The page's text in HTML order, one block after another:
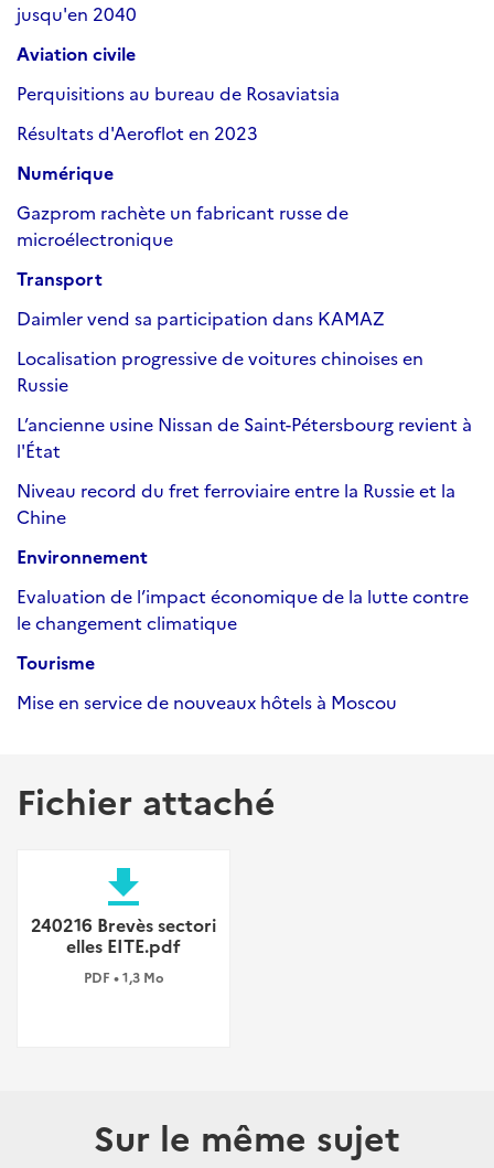
jusqu'en 2040
Aviation civile
Perquisitions au bureau de Rosaviatsia
Résultats d'Aeroflot en 2023
Numérique
Gazprom rachète un fabricant russe de
microélectronique
Transport
Daimler vend sa participation dans KAMAZ
Localisation progressive de voitures chinoises en
Russie
L’ancienne usine Nissan de Saint-Pétersbourg revient à
l'État
Niveau record du fret ferroviaire entre la Russie et la
Chine
Environnement
Evaluation de l’impact économique de la lutte contre
le changement climatique
Tourisme
Mise en service de nouveaux hôtels à Moscou
Fichier attaché
file_download
240216 Brevès sectori
elles EITE.pdf
PDF • 1,3 Mo
Sur le même sujet